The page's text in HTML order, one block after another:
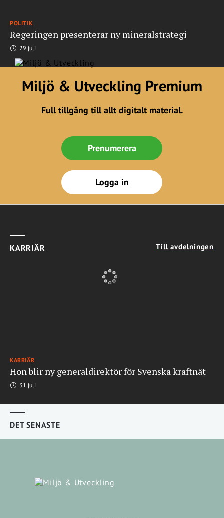
POLITIK
Regeringen presenterar ny mineralstrategi
29 juli
Miljö & Utveckling Premium
Full tillgång till allt digitalt material.
Prenumerera
Logga in
KARRIÄR Till avdelningen
KARRIÄR
Hon blir ny generaldirektör för Svenska kraftnät
31 juli
DET SENASTE